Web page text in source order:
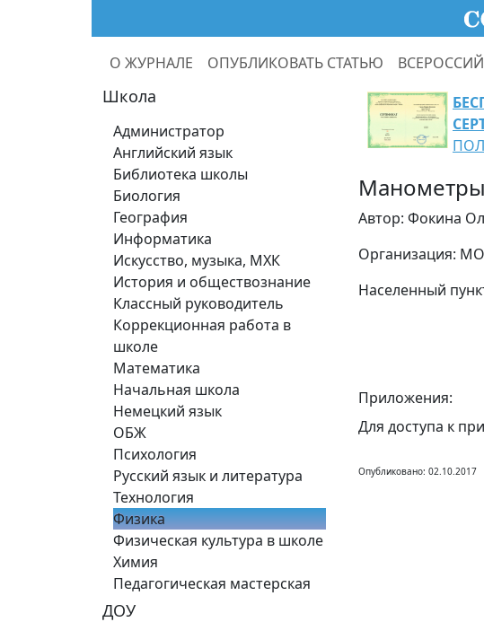
О ЖУРНАЛЕ ОПУБЛИКОВАТЬ СТАТЬЮ
Школа
Администратор
Английский язык
Библиотека школы
Биология
География
Информатика
Искусство, музыка, МХК
История и обществознание
Классный руководитель
Коррекционная работа в
школе
Математика
Начальная школа
Немецкий язык
ОБЖ
Психология
Русский язык и литература
Технология
Физика
Физическая культура в школе
Химия
Педагогическая мастерская
ДОУ
Манометры
Автор: Фокина
Организация:
Населенный
Приложения:
Для доступа к
Опубликовано: 02.10.2017